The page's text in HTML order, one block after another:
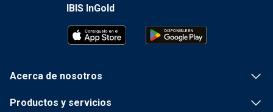
IBIS InGold
Acerca de nosotros
Productos y servicios